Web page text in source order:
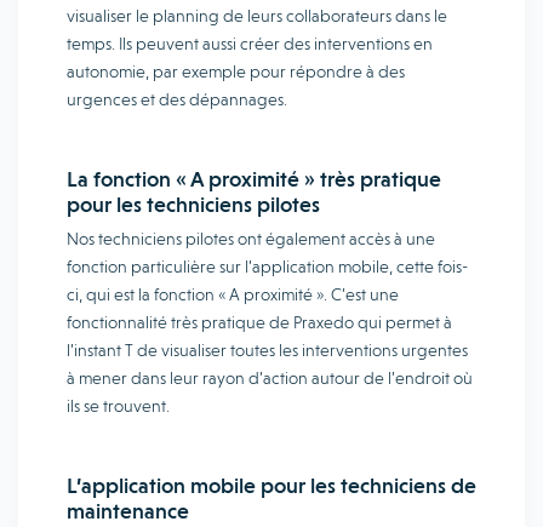
visualiser le planning de leurs collaborateurs dans le
temps. Ils peuvent aussi créer des interventions en
autonomie, par exemple pour répondre à des
urgences et des dépannages.
La fonction « A proximité » très pratique
pour les techniciens pilotes
Nos techniciens pilotes ont également accès à une
fonction particulière sur l’application mobile, cette fois-
ci, qui est la fonction « A proximité ». C’est une
fonctionnalité très pratique de Praxedo qui permet à
l’instant T de visualiser toutes les interventions urgentes
à mener dans leur rayon d’action autour de l’endroit où
ils se trouvent.
L’application mobile pour les techniciens de
maintenance